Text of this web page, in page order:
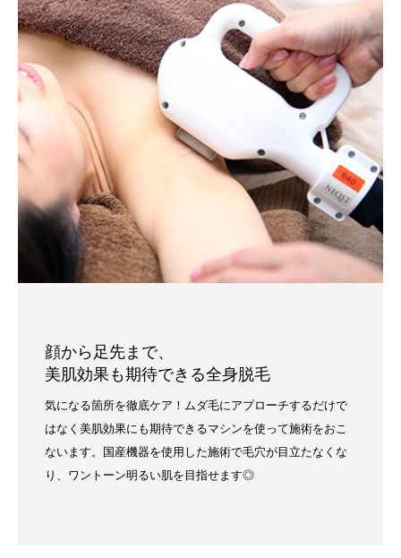
顔から足先まで、
美肌効果も期待できる全身脱毛
気になる箇所を徹底ケア！ムダ毛にアプローチするだけで
はなく美肌効果にも期待できるマシンを使って施術をおこ
ないます。国産機器を使用した施術で毛穴が目立たなくな
り、ワントーン明るい肌を目指せます◎